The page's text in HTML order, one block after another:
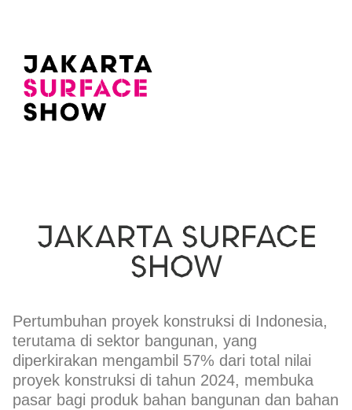
JAKARTA SURFACE
SHOW
Pertumbuhan proyek konstruksi di Indonesia,
terutama di sektor bangunan, yang
diperkirakan mengambil 57% dari total nilai
proyek konstruksi di tahun 2024, membuka
pasar bagi produk bahan bangunan dan bahan